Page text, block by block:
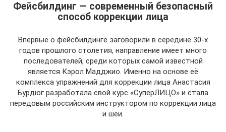
Фейсбилдинг — современный безопасный
способ коррекции лица
Впервые о фейсбилдинге заговорили в середине 30-х
годов прошлого столетия, направление имеет много
последователей, среди которых самой известной
является Кэрол Мадджио. Именно на основе её
комплекса упражнений для коррекции лица Анастасия
Бурдюг разработала свой курс «СуперЛИЦО» и стала
передовым российским инструктором по коррекции лица
и шеи.